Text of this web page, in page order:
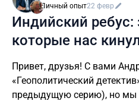
Личный опыт22 февр
Индийский
которые нас
Привет, друзья! С вами
«Геополитический
предыдущую серию), но мы